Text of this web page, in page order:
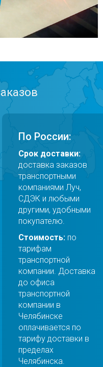
По России:
Срок доставки:
доставка заказов
транспортными
компаниями Луч,
СДЭК и любыми
другими, удобными
покупателю.
Стоимость: по
тарифам
транспортной
компании. Доставка
до офиса
транспортной
компании в
Челябинске
оплачивается по
тарифу доставки в
пределах
Челябинска.